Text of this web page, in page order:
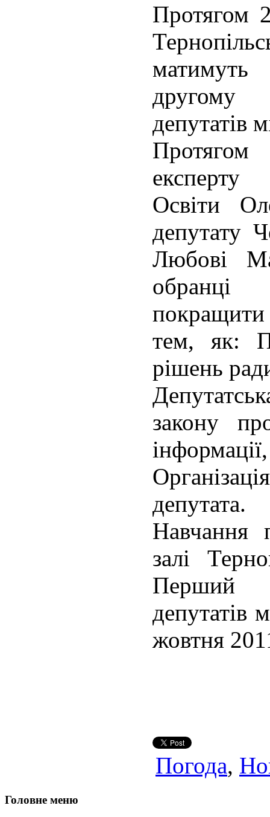
Протягом
матимуть
другому
депутатів
експерту
Освіти
депутату
Любові
обранці
тем, як:
рішень
закону
інформації,
депутата.
Навчання
залі
Перший
депутатів
жовтня
Погода,
Головне меню